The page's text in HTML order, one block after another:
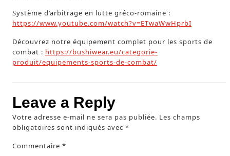
Système d’arbitrage en lutte gréco-romaine :
https://www.youtube.com/watch?v=ETwaWwHprbI
Découvrez notre équipement complet pour les sports de
combat : https://bushiwear.eu/categorie-
produit/equipements-sports-de-combat/
Leave a Reply
Votre adresse e-mail ne sera pas publiée. Les champs
obligatoires sont indiqués avec *
Commentaire *